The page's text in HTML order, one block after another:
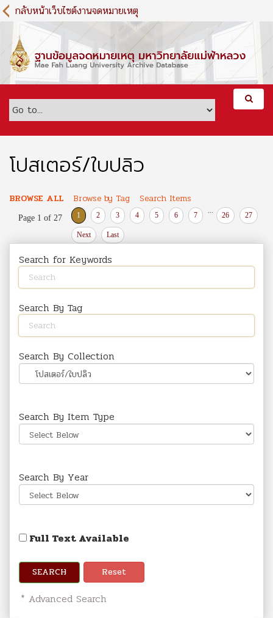
S
k
m
c
กลับหน้าเว็บไซต์งานจดหมายเหตุ
โปสเตอร์/ใบปลิว
BROWSE ALL Browse by Tag Search Items
Page 1 of 27 1 2 3 4 5 6 7 26 27
Next Last
Search for Keywords
Search By Tag
Search By Collection
Search By Item Type
Search By Year
Full Text Available
SEARCH Reset
* Advanced Search